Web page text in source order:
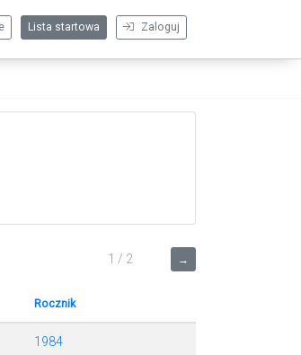
Zaloguj
Lista startowa
→
1 / 2
Rocznik
1984